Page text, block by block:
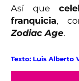
Así que
franquicia,
Zodiac Age.
Texto: Luis Alberto